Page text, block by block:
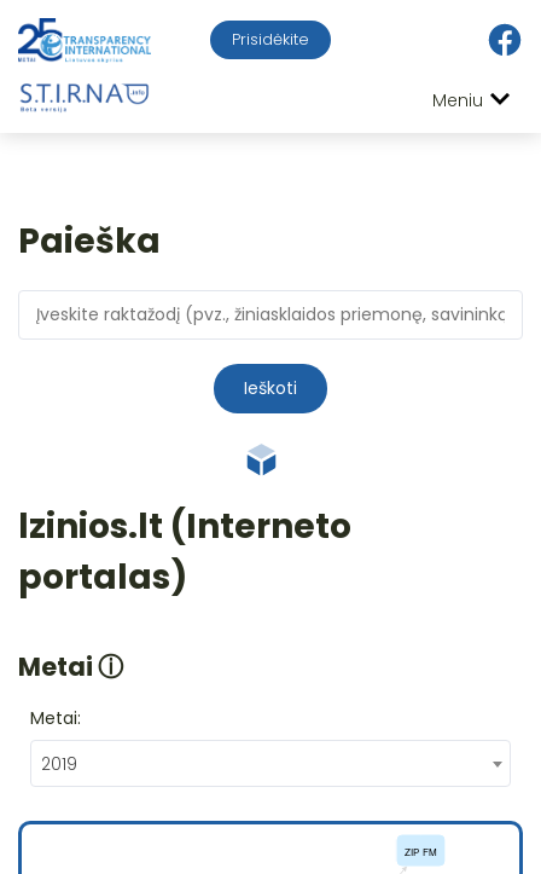
Prisidėkite
Meniu
Paieška
Ieškoti
lzinios.lt (Interneto
portalas)
Metaiⓘ
Metai:
2019